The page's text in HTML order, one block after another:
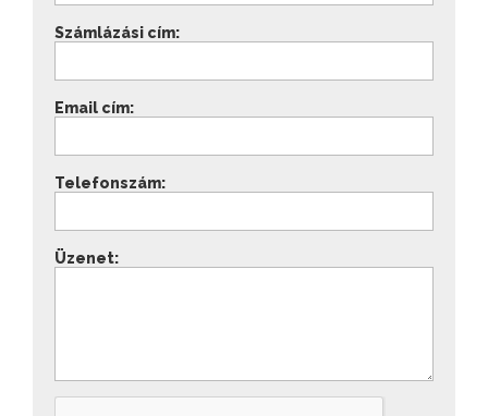
Számlázási cím:
Email cím:
Telefonszám:
Üzenet: